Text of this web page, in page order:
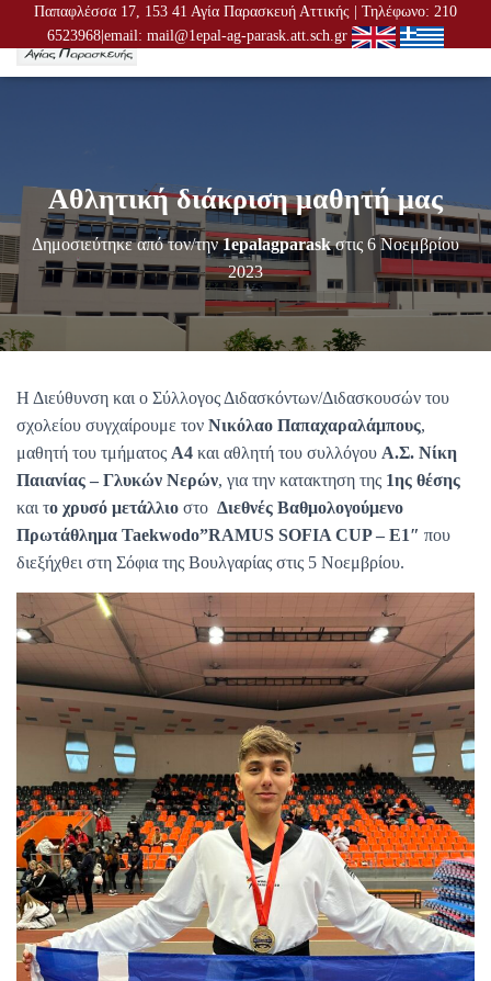
Παπαφλέσσα 17, 153 41 Αγία Παρασκευή Αττικής | Τηλέφωνο: 210
6523968|email: mail@1epal-ag-parask.att.sch.gr
Ν
Ή
Π
Λ
Ο
Ή
Αθλητική διάκριση μαθητή μας
Δημοσιεύτηκε από τον/την1epalagparaskστις 6 Νοεμβρίου
2023
Η Διεύθυνση και ο Σύλλογος Διδασκόντων/Διδασκουσών του
σχολείου συγχαίρουμε τον Νικόλαο Παπαχαραλάμπους,
μαθητή του τμήματος Α4 και αθλητή του συλλόγου Α.Σ. Νίκη
Παιανίας – Γλυκών Νερών, για την κατακτηση της 1ης θέσης
και το χρυσό μετάλλιο στο Διεθνές Βαθμολογούμενο
Πρωτάθλημα Taekwodo”RAMUS SOFIA CUP – E1″ που
διεξήχθει στη Σόφια της Βουλγαρίας στις 5 Νοεμβρίου.